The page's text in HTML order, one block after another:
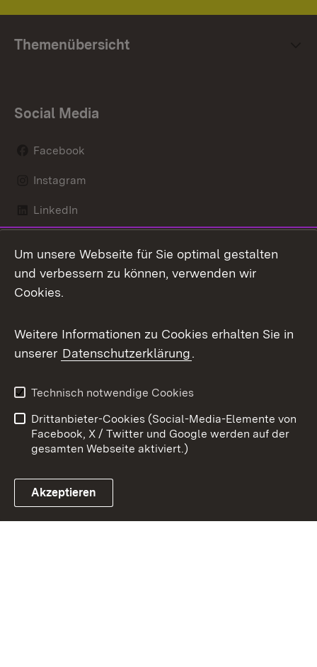
Themenübersicht
Social Media
Facebook
Instagram
LinkedIn
X / Twitter
Youtube
Link zum Landesportal
Kontakt
Datenschutz
Barrierefreiheit
Impressum
Cookies
Um unsere Webseite für Sie optimal gestalten
und verbessern zu können, verwenden wir
Cookies.
Weitere Informationen zu Cookies erhalten Sie in
unserer Datenschutzerklärung.
Technisch notwendige Cookies
Drittanbieter-Cookies (Social-Media-Elemente von
Facebook, X / Twitter und Google werden auf der
gesamten Webseite aktiviert.)
Akzeptieren